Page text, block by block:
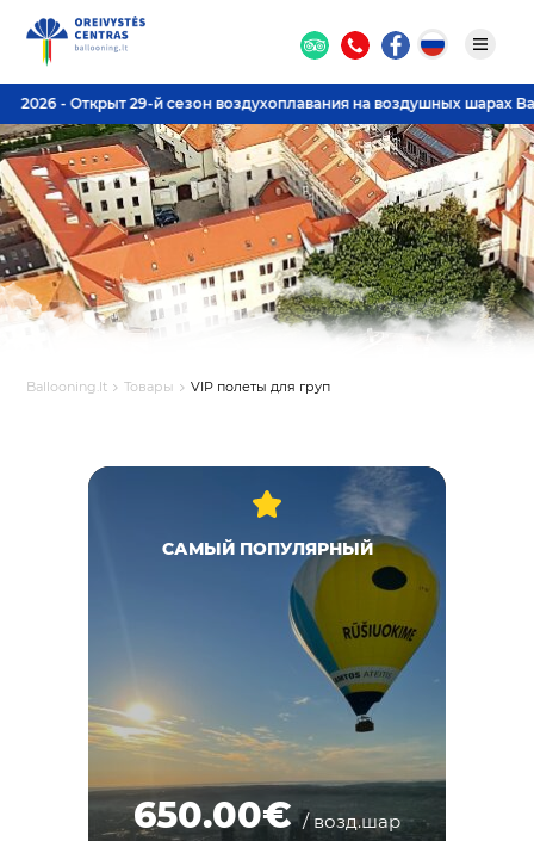
2026 - Открыт 29-й сезон воздухоплавания на воздушных шарах
Ballooning.lt Товары VIP полеты для груп
САМЫЙ ПОПУЛЯРНЫЙ
650.00€/ возд.шар